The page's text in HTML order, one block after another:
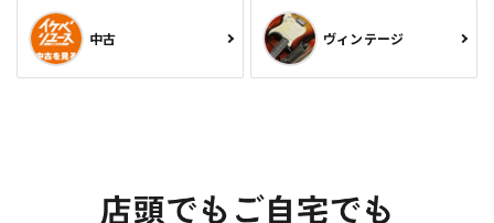
中古 ヴィンテージ